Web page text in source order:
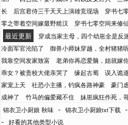
长
后宫君侍三千天天上演雄竞现场 穿书七
零之带着空间嫁最野糙汉
穿书七零空间来修仙
最近更新 穿成当家主母，四个幼崽全是反
冷面军官沦陷了
御兽小师妹穿越，全村猪猪
我靠空间发家致富
老弟你再恋爱脑，姐就嫁
乖女？被贵校大佬亲哭了
缘起古蜀 误入诡
家宠上天
社恐小主播，钓疯各路神豪 豪门
成神了
竹马的偏爱藏不住 妹崽疯狂作死，
锦衣卫小厨娘 秋味 - 锦衣卫小厨娘txt下载 -
- 好看的其他类型小说